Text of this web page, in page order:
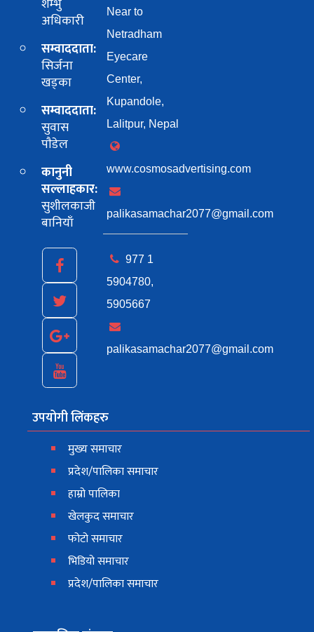
अधिकारी
सम्वाददाता:
सिर्जना
खड्का
सम्वाददाता:
सुवास
पाैडेल
कानुनी
सल्लाहकार:
सुशीलकाजी
बानियाँ
Near to
Netradham
Eyecare
Center,
Kupandole,
Lalitpur, Nepal
www.cosmosadvertising.com
palikasamachar2077@gmail.com
977 1
5904780,
5905667
palikasamachar2077@gmail.com
उपयोगी लिंकहरु
मुख्य समाचार
प्रदेश/पालिका समाचार
हाम्रो पालिका
खेलकुद समाचार
फोटो समाचार
भिडियो समाचार
प्रदेश/पालिका समाचार